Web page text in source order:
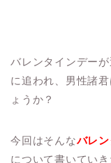
バレンタインデー
に追われ、男性諸
ょうか？
今回はそんなバレ
について書いていき